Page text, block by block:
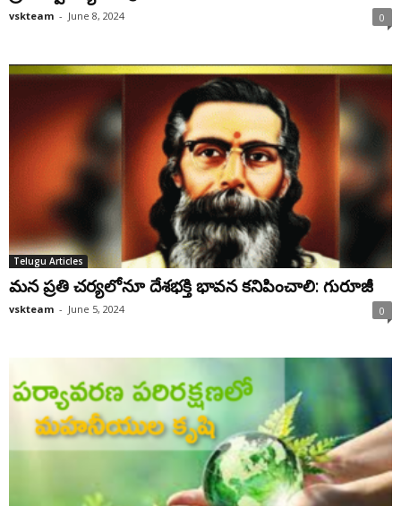
vskteam - June 8, 2024 0
Telugu Articles
మన ప్రతి చర్యలోనూ దేశభక్తి భావన కనిపించాలి: గురూజీ
vskteam - June 5, 2024 0